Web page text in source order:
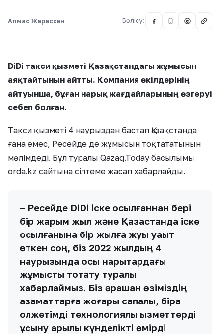
Алмас Жарасхан Бөлісу: @
DiDi такси қызметі Қазақстандағы жұмысын
аяқтайтынын айтты. Компания өкілдерінің
айтуынша, бұған нарық жағдайларының өзгеруі
себеп болған.
Такси қызметі 4 наурыздан бастап Қазақстанда
ғана емес, Ресейде де жұмысын тоқтататынын
мәлімдеді. Бұл туралы Qazaq.Today басылымы
orda.kz сайтына сілтеме жасап хабарлайды.
– Ресейде DiDi іске қосылғаннан бері
бір жарым жыл және Қазақстанда іске
қосылғанына бір жылға жуық уақыт
өткен соң, біз 2022 жылдың 4
наурызында осы нарықтардағы
жұмысты тоқтату туралы
хабарлаймыз. Біз әрқашан өзіміздің
азаматтарға жоғары сапалы, бірақ
қолжетімді технологиялық қызметтерді
ұсыну арқылы күнделікті өмірді